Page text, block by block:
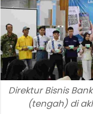
Direktur Bisnis
(tengah) di